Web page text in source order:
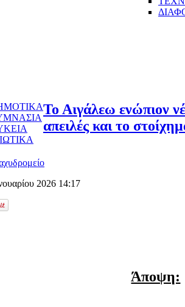
Το Αιγάλεω ενώπιον
απειλές και το
2026 14:17
Άποψη: